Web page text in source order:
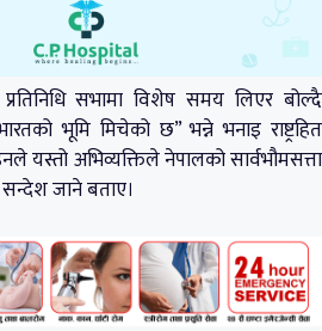
सभामा विशेष समय लिएर बोल्दै
भूमि मिचेको छ” भन्ने भनाइ राष्ट्रहित
यस्तो अभिव्यक्तिले नेपालको सार्वभौमसत्ता
जाने बताए।